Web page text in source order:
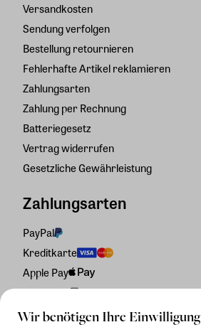
Wir benötigen Ihre Einwilligung
Versandkosten
Sendung verfolgen
Bestellung retournieren
Fehlerhafte Artikel reklamieren
Zahlungsarten
Zahlung per Rechnung
Batteriegesetz
Vertrag widerrufen
Gesetzliche Gewährleistung
Zahlungsarten
PayPal
Kreditkarte
Apple Pay
Rechnung